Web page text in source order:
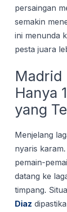
persaingan
semakin
ini menunda
pesta juara
Madrid
Hanya
yang
Menjelang
nyaris
pemain-
datang ke
timpang.
Diaz